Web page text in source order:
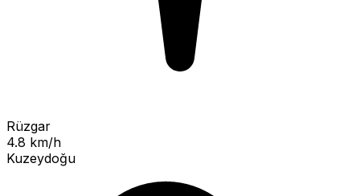
Rüzgar
4.8 km/h
Kuzeydoğu